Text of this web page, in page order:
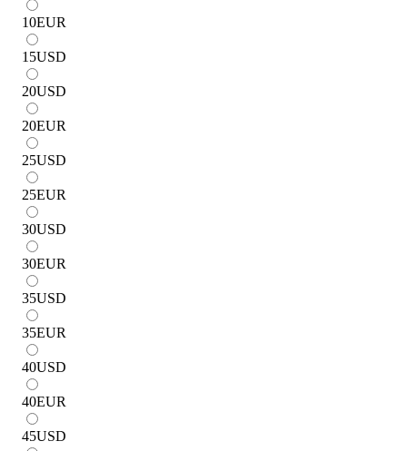
10EUR
15USD
20USD
20EUR
25USD
25EUR
30USD
30EUR
35USD
35EUR
40USD
40EUR
45USD